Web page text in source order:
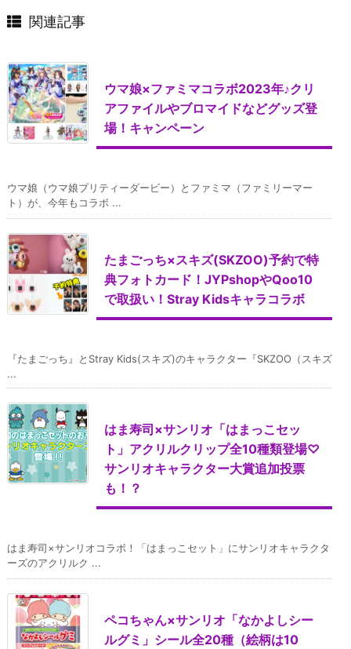
関連記事
ウマ娘×ファミマコラボ2023年♪クリ
アファイルやブロマイドなどグッズ登
場！キャンペーン
ウマ娘（ウマ娘プリティーダービー）とファミマ（ファミリーマー
ト）が、今年もコラボ ...
たまごっち×スキズ(SKZOO)予約で特
典フォトカード！JYPshopやQoo10
で取扱い！Stray Kidsキャラコラボ
『たまごっち』とStray Kids(スキズ)のキャラクター『SKZOO（スキズ
...
はま寿司×サンリオ「はまっこセッ
ト」アクリルクリップ全10種類登場♡
サンリオキャラクター大賞追加投票
も！？
はま寿司×サンリオコラボ！「はまっこセット」にサンリオキャラクタ
ーズのアクリルク ...
ペコちゃん×サンリオ「なかよしシー
ルグミ」シール全20種（絵柄は10